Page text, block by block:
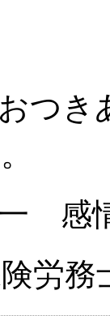
つ
一 感
労務